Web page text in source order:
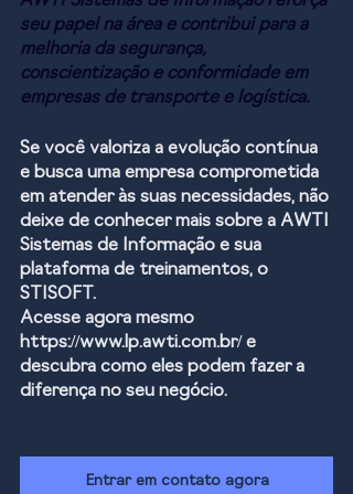
seu papel na área e contribui para a
melhoria da segurança,
conscientização e conformidade em
empresas de transporte e logística.
Se você valoriza a evolução contínua
e busca uma empresa comprometida
em atender às suas necessidades, não
deixe de conhecer mais sobre a AWTI
Sistemas de Informação e sua
plataforma de treinamentos, o
STISOFT.
Acesse agora mesmo
https://www.lp.awti.com.br/ e
descubra como eles podem fazer a
diferença no seu negócio.
Entrar em contato agora